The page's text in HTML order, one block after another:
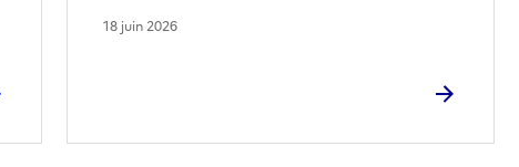
18 juin 2026